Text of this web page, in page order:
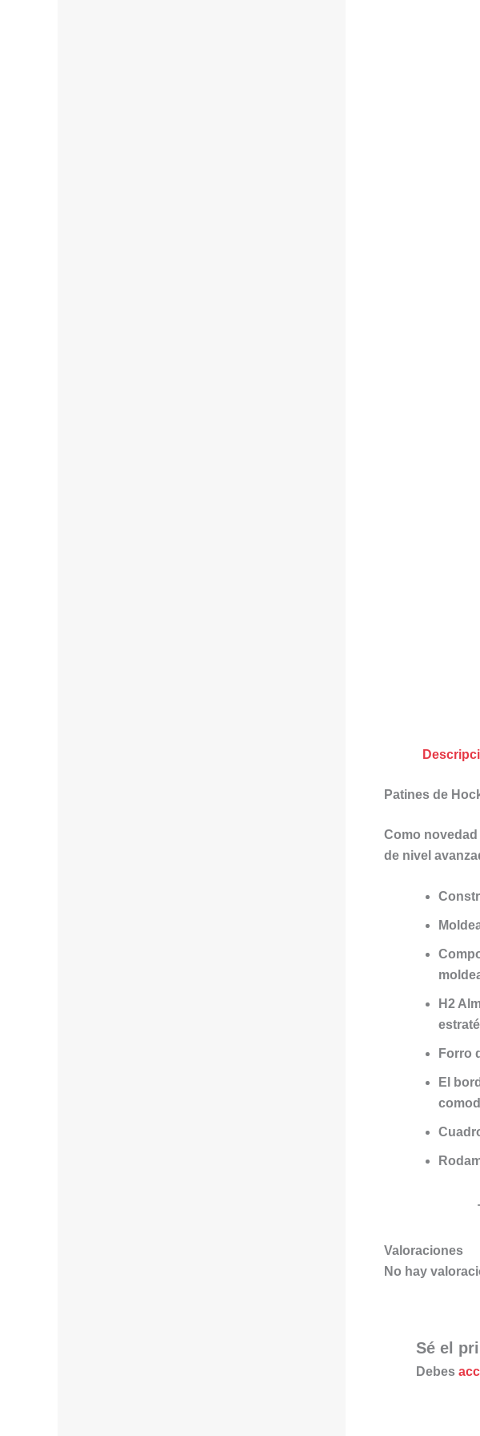
Patines de
Como
de nivel
H2
Forro
El
Valoraciones
No hay
Sé el
Debes